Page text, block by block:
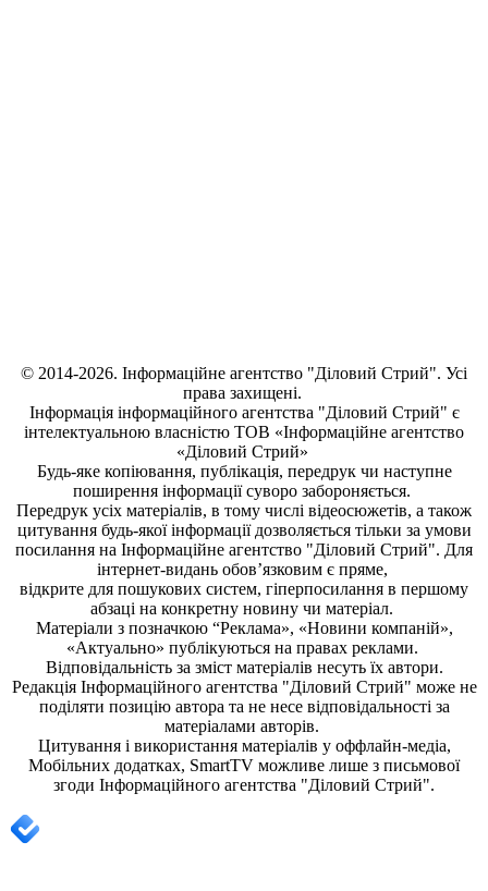
© 2014-2026. Інформаційне агентство "Діловий Стрий". Усі
права захищені.
Інформація інформаційного агентства "Діловий Стрий" є
інтелектуальною власністю ТОВ «Інформаційне агентство
«Діловий Стрий»
Будь-яке копiювання, публiкацiя, передрук чи наступне
поширення iнформацiї суворо забороняється.
Передрук усіх матеріалів, в тому числі відеосюжетів, а також
цитування будь-якої інформації дозволяється тільки за умови
посилання на Інформаційне агентство "Діловий Стрий". Для
інтернет-видань обов’язковим є пряме,
відкрите для пошукових систем, гіперпосилання в першому
абзаці на конкретну новину чи матеріал.
Матеріали з позначкою “Реклама», «Новини компаній»,
«Актуально» публікуються на правах реклами.
Відповідальність за зміст матеріалів несуть їх автори.
Редакція Інформаційного агентства "Діловий Стрий" може не
поділяти позицію автора та не несе відповідальності за
матеріалами авторів.
Цитування і використання матеріалів у оффлайн-медіа,
Мобільних додатках, SmartTV можливе лише з письмової
згоди Інформаційного агентства "Діловий Стрий".